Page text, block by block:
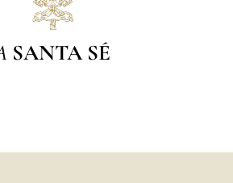
SANTA SÉ